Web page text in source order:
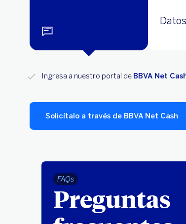
Ingresa a nuestro portal de BBVA Net
Solicítalo a través de BBVA Net Cash
FAQs
Preguntas